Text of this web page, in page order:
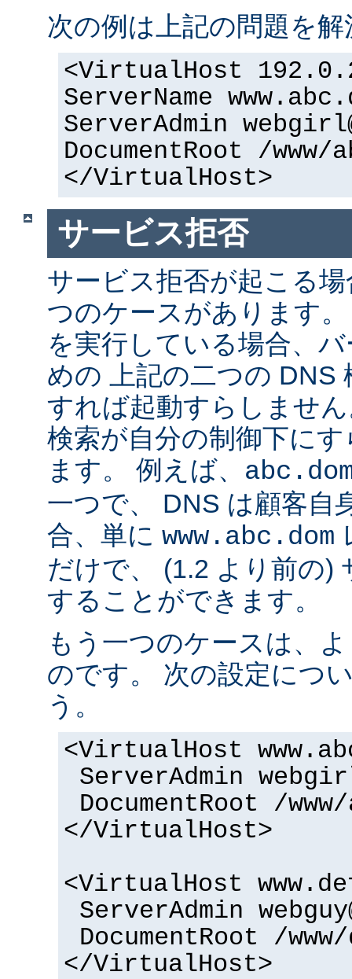
次の例は上記の問題を
<VirtualHost
ServerName
ServerAdmin
DocumentRoot /www/
</VirtualHost>
サービス拒否
サービス拒否が起こる
つのケースがあります
を実行している場合、
めの 上記の二つの DNS
すれば起動すらしませ
検索が自分の制御下に
ます。 例えば、
一つで、 DNS は顧客自
合、単に www.abc.dom
だけで、 (1.2 より前の)
することができます。
もう一つのケースは、
のです。 次の設定につ
う。
<VirtualHost
ServerAdmin
DocumentRoot /
</VirtualHost>
<VirtualHost
ServerAdmin
DocumentRoot /
</VirtualHost>